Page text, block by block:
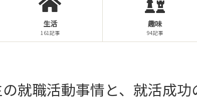
生活
161記事
趣味
94記事
就職活動事情と、就活成